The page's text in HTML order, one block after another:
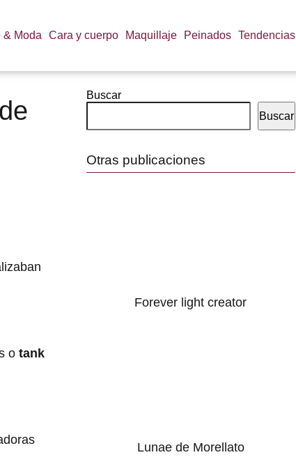
& Moda Cara y cuerpo Maquillaje Peinados Tendencias
o tank
Buscar
Buscar
Otras publicaciones
Forever light creator
Lunae de Morellato